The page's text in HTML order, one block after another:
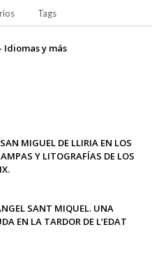
Tags
y más
MIGUEL DE LLIRIA EN LOS
Y LITOGRAFÍAS DE LOS
SANT MIQUEL. UNA
EN LA TARDOR DE L’EDAT